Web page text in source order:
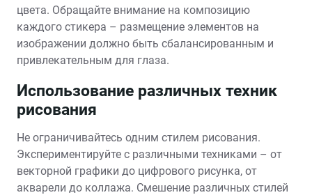
цвета. Обращайте внимание на композицию
каждого стикера – размещение элементов на
изображении должно быть сбалансированным и
привлекательным для глаза.
Использование различных техник
рисования
Не ограничивайтесь одним стилем рисования.
Экспериментируйте с различными техниками – от
векторной графики до цифрового рисунка, от
акварели до коллажа. Смешение различных стилей